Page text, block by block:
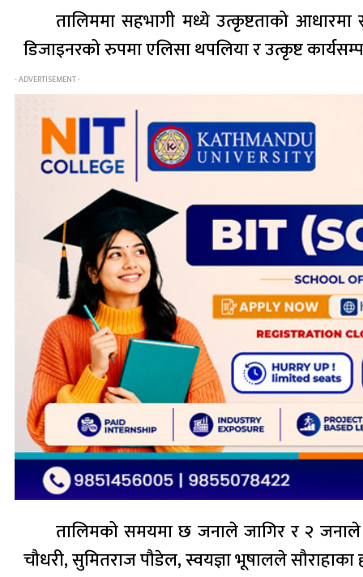
तालिममा सहभागी मध्ये उत्कृष्टताको
डिजाइनरको रुपमा एलिसा थपलिया र उत्कृष्ट
- ADVERTISEMENT -
तालिमको समयमा छ जनाले जागिर र २ जनाले
चौधरी, सुमितराज पौडेल, स्वयज्ञा भूषालले सौराहाका